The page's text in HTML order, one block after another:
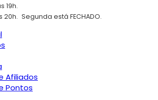
19h.
20h. Segunda está FECHADO.
Afiliados
Pontos